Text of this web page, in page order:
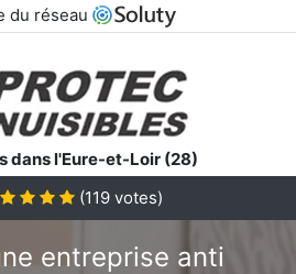
du réseau
dans l'Eure-et-Loir (28)
(119 votes)
entreprise anti